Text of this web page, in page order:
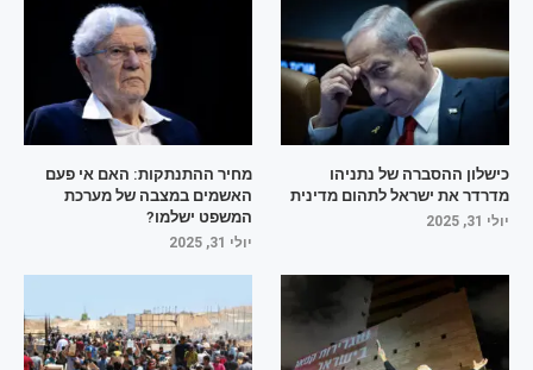
כישלון ההסברה של נתניהו
מדרדר את ישראל לתהום מדינית
יולי 31, 2025
מחיר ההתנתקות: האם אי פעם
האשמים במצבה של מערכת
המשפט ישלמו?
יולי 31, 2025